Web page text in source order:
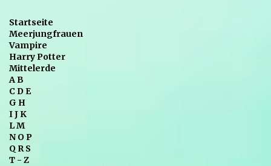
Startseite
Meerjungfrauen
Vampire
Harry Potter
Mittelerde
A B
C D E
G H
I J K
L M
N O P
Q R S
T - Z